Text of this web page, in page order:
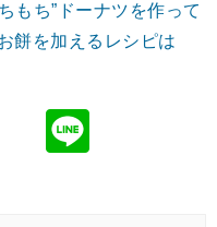
もち”ドーナツを作って
餅を加えるレシピは